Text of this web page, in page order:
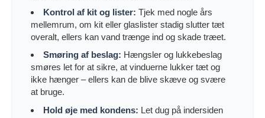
Kontrol af kit og lister: Tjek med nogle års
mellemrum, om kit eller glaslister stadig slutter tæt
overalt, ellers kan vand trænge ind og skade træet.
Smøring af beslag: Hængsler og lukkebeslag
smøres let for at sikre, at vinduerne lukker tæt og
ikke hænger – ellers kan de blive skæve og svære
at bruge.
Hold øje med kondens: Let dug på indersiden